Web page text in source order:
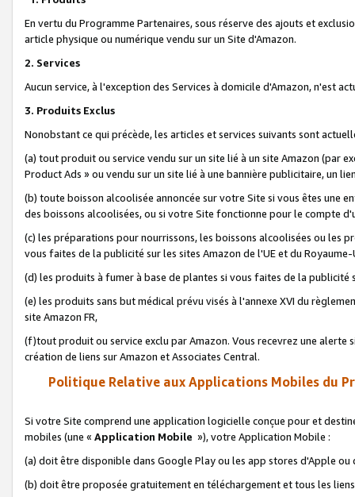
En vertu du Programme Partenaires, sous réserve des ajouts et
article physique ou numérique vendu sur un Site d'Amazon.
2. Services
Aucun service, à l'exception des Services à domicile d'Amazon, n'est
3. Produits Exclus
Nonobstant ce qui précède, les articles et services suivants sont
(a) tout produit ou service vendu sur un site lié à un site Amazon (par
Product Ads » ou vendu sur un site lié à une bannière publicitaire, un
(b) toute boisson alcoolisée annoncée sur votre Site si vous êtes une
des boissons alcoolisées, ou si votre Site fonctionne pour le compte
(c) les préparations pour nourrissons, les boissons alcoolisées ou les
vous faites de la publicité sur les sites Amazon de l'UE et du Royaume-
(d) les produits à fumer à base de plantes si vous faites de la publicité
(e) les produits sans but médical prévu visés à l'annexe XVI du
site Amazon FR,
(f)tout produit ou service exclu par Amazon. Vous recevrez une alerte
création de liens sur Amazon et Associates Central.
Politique Relative aux Applications Mobiles du
Si votre Site comprend une application logicielle conçue pour et
mobiles (une « Application Mobile »), votre Application Mobile :
(a) doit être disponible dans Google Play ou les app stores d'Apple ou
(b) doit être proposée gratuitement en téléchargement et tous les